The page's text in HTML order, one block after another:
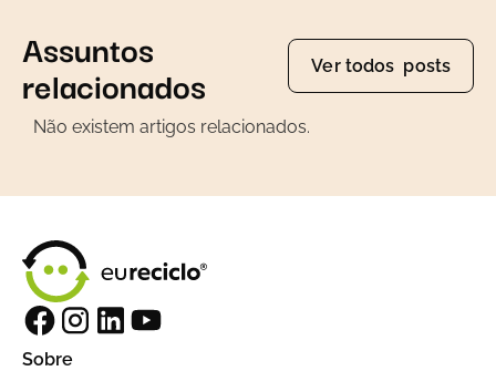
Assuntos
relacionados Ver todos posts
Não existem artigos relacionados.
Sobre